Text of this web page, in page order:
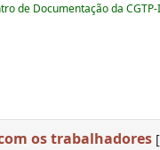
de Documentação da
os trabalhadores